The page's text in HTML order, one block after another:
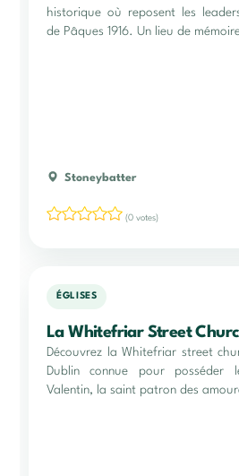
historique où reposent les
de Pâques 1916. Un lieu de
Stoneybatter
(0 votes)
ÉGLISES
La Whitefriar Street
Découvrez la Whitefriar street
Dublin connue pour posséder
Valentin, la saint patron des